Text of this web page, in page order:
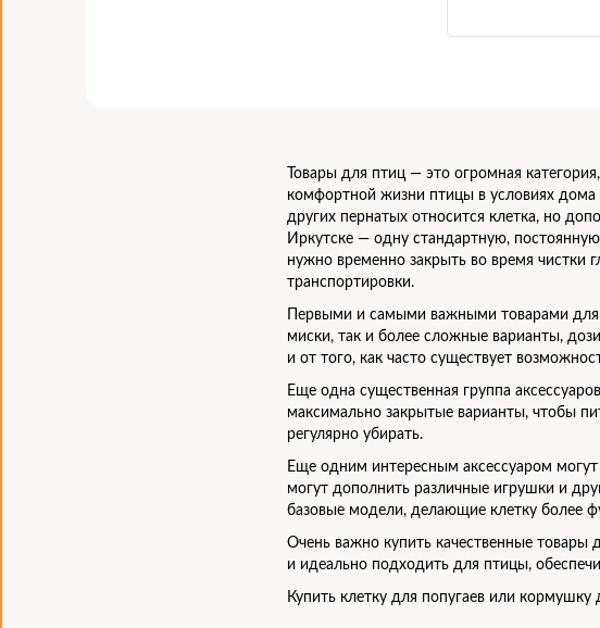
Товары для птиц — это огромная
комфортной жизни птицы в условиях
других пернатых относится клетка, но
Иркутске — одну стандартную,
нужно временно закрыть во время чистки
транспортировки.
Первыми и самыми важными товарами
миски, так и более сложные варианты,
и от того, как часто существует
Еще одна существенная группа
максимально закрытые варианты, чтобы
регулярно убирать.
Еще одним интересным аксессуаром
могут дополнить различные игрушки и
базовые модели, делающие клетку более
Очень важно купить качественные товары
и идеально подходить для птицы,
Купить клетку для попугаев или